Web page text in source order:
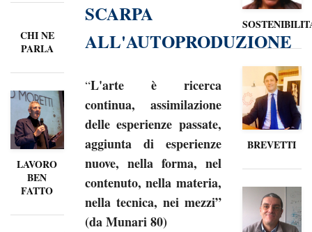
CHI NE
PARLA
LAVORO
BEN
FATTO
SCARPA
ALL'AUTOPRODUZIONE
“L'arte è ricerca
continua, assimilazione
delle esperienze passate,
aggiunta di esperienze
nuove, nella forma, nel
contenuto, nella materia,
nella tecnica, nei mezzi”
(da Munari 80)
BREVETTI